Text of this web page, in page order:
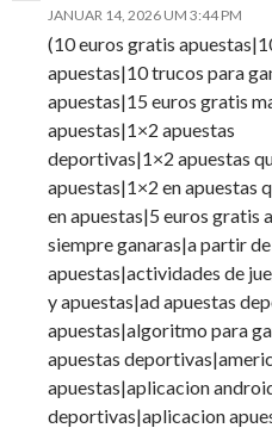
JANUAR 14, 2026 UM 3:44 PM
(10 euros gratis
apuestas|10 trucos para
apuestas|15 euros gratis
apuestas|1×2 apuestas
deportivas|1×2 apuestas
apuestas|1×2 en apuestas
en apuestas|5 euros gratis
siempre ganaras|a partir
apuestas|actividades de
y apuestas|ad apuestas
apuestas|algoritmo para
apuestas
apuestas|aplicacion
deportivas|aplicacion